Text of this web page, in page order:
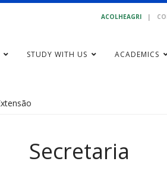
ACOLHEAGRI |
STUDY WITH US ACADEMICS
Secretaria